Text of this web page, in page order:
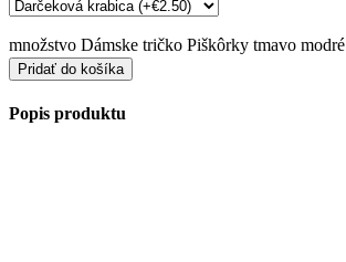
množstvo Dámske tričko Piškôrky tmavo modré
Pridať do košíka
Popis produktu